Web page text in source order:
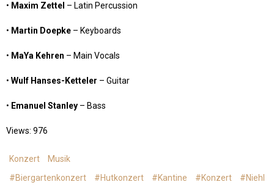
• Maxim Zettel – Latin Percussion
• Martin Doepke – Keyboards
• MaYa Kehren – Main Vocals
• Wulf Hanses-Ketteler – Guitar
• Emanuel Stanley – Bass
Views: 976
Konzert
Musik
#Biergartenkonzert
#Hutkonzert #Kantine #Konzert #Niehl